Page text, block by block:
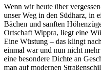
Wenn wir heute über
unser Weg in den Südharz, in
Bächen und sanften
Ortschaft Wippra, liegt eine
Eine Wüstung – das klingt
einmal war und nun nicht
eine besondere Dichte an
man auf modernen